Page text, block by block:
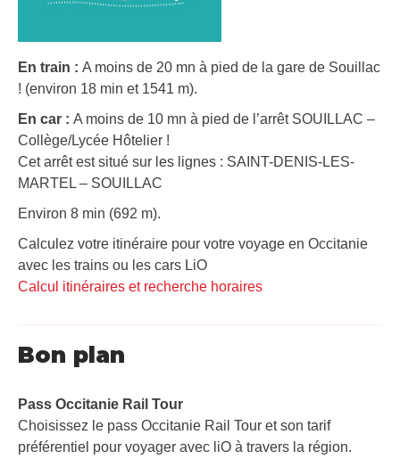
En train : A moins de 20 mn à pied de la gare de Souillac
! (environ 18 min et 1541 m).
En car : A moins de 10 mn à pied de l’arrêt SOUILLAC –
Collège/Lycée Hôtelier !
Cet arrêt est situé sur les lignes : SAINT-DENIS-LES-
MARTEL – SOUILLAC
Environ 8 min (692 m).
Calculez votre itinéraire pour votre voyage en Occitanie
avec les trains ou les cars LiO
Calcul itinéraires et recherche horaires
Bon plan
Pass Occitanie Rail Tour​
Choisissez le pass Occitanie Rail Tour et son tarif
préférentiel pour voyager avec liO à travers la région.